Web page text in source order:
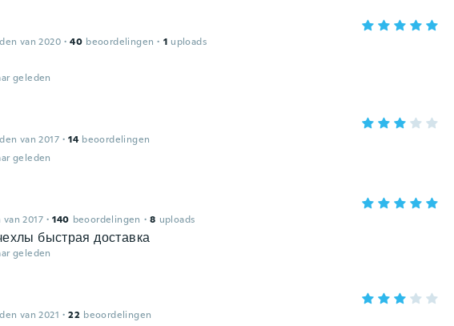
van 2020 · 40 beoordelingen · 1 uploads
geleden
van 2017 · 14 beoordelingen
geleden
2017 · 140 beoordelingen · 8 uploads
быстрая доставка
geleden
van 2021 · 22 beoordelingen